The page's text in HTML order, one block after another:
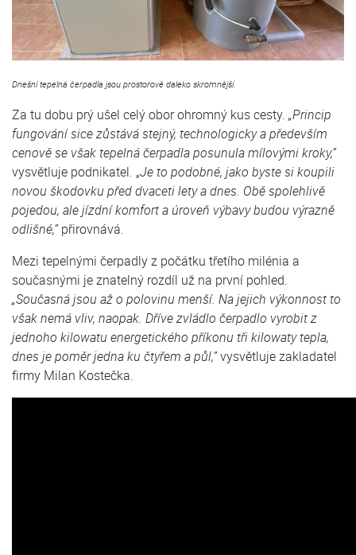
Dnešní tepelná čerpadla jsou prostorově daleko skromnější.
Za tu dobu prý ušel celý obor ohromný kus cesty.„Princip
fungování sice zůstává stejný, technologicky a především
cenově se však tepelná čerpadla posunula mílovými kroky,”
vysvětluje podnikatel. „Je to podobné, jako byste si koupili
novou škodovku před dvaceti lety a dnes. Obě spolehlivě
pojedou, ale jízdní komfort a úroveň výbavy budou výrazně
odlišné,”přirovnává.
Mezi tepelnými čerpadly z počátku třetího milénia a
současnými je znatelný rozdíl už na první pohled.
„Současná jsou až o polovinu menší. Na jejich výkonnost to
však nemá vliv, naopak. Dříve zvládlo čerpadlo vyrobit z
jednoho kilowatu energetického příkonu tři kilowaty tepla,
dnes je poměr jedna ku čtyřem a půl,”vysvětluje zakladatel
firmy Milan Kostečka.